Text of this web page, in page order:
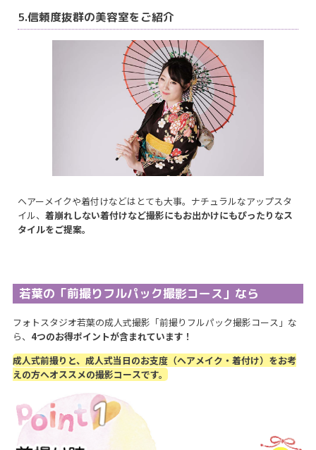
5.信頼度抜群の美容室をご紹介
ヘアーメイクや着付けなどはとても大事。ナチュラルなアップスタ
イル、 着崩れしない着付けなど撮影にもお出かけにもぴったりなス
タイルをご提案。
若葉の「前撮りフルパック撮影コース」なら
フォトスタジオ若葉の成人式撮影「前撮りフルパック撮影コース」な
ら、 4つのお得ポイントが含まれています！
成人式前撮りと、成人式当日のお支度（ヘアメイク・着付け）をお考
えの方へオススメの撮影コースです。